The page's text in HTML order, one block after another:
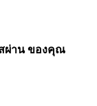
สผ่าน ของคุณ